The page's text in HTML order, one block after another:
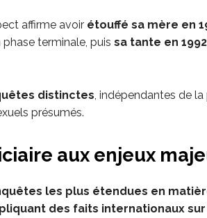
affirme avoir étouffé sa mère en
phase terminale, puis sa tante en 1992
distinctes , indépendantes de
présumés.
aux enjeux
les plus étendues en
des faits internationaux sur